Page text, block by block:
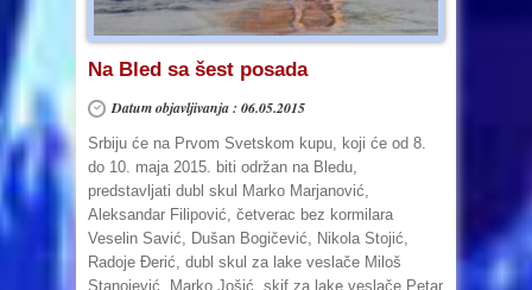
Na Bled sa šest posada
Datum objavljivanja : 06.05.2015
Srbiju će na Prvom Svetskom kupu, koji će od 8.
do 10. maja 2015. biti održan na Bledu,
predstavljati dubl skul Marko Marjanović,
Aleksandar Filipović, četverac bez kormilara
Veselin Savić, Dušan Bogičević, Nikola Stojić,
Radoje Đerić, dubl skul za lake veslače Miloš
Stanojević, Marko Jošić, skif za lake veslače Petar